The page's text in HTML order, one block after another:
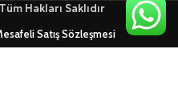
Hakları Saklıdır
Satış Sözleşmesi